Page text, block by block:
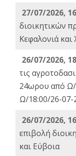
27/07/2026,
διοικητικών
Κεφαλονιά και
26/07/2026,
τις
24ωρου από Ω/
Ω/18:00/26-07-
26/07/2026,
επιβολή
και Εύβοια